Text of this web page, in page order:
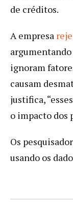
de créditos.
A empresa
argumentando
ignoram
causam
justifica,
o impacto dos
Os
usando os